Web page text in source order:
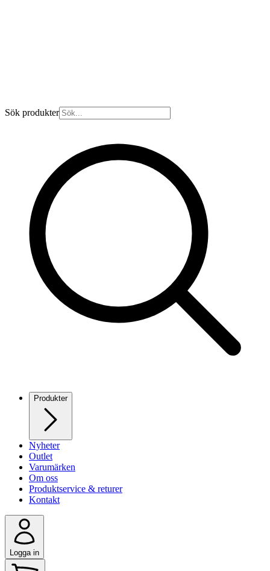
Sök produkter
Produkter
Nyheter
Outlet
Varumärken
Om oss
Produktservice & returer
Kontakt
Logga in